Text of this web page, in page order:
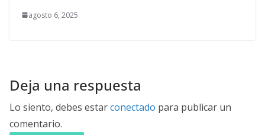
agosto 6, 2025
Deja una respuesta
Lo siento, debes estarconectado para publicar un
comentario.